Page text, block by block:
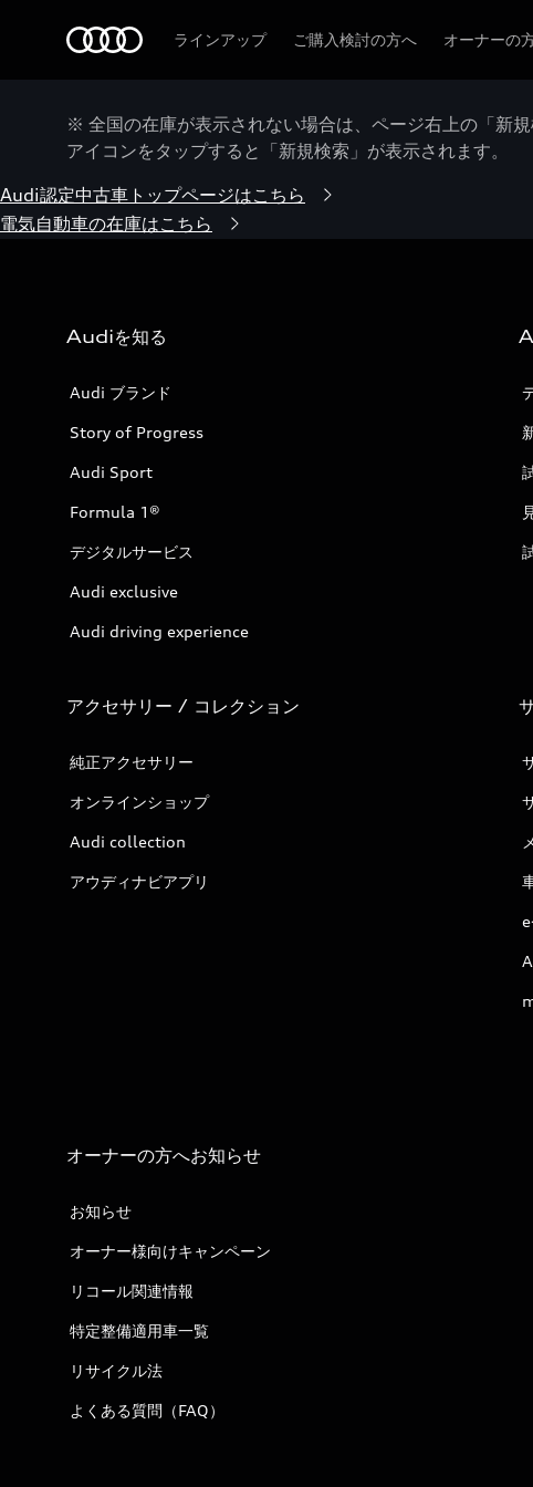
ラインアップ ご購入検討の方へ オーナーの
※ 全国の在庫が表示されない場合は、ページ右上の「新
アイコンをタップすると「新規検索」が表示されます。
Audi認定中古車トップページはこちら
電気自動車の在庫はこちら
Audiを知る
Audi ブランド
Story of Progress
Audi Sport
Formula 1®
デジタルサービス
Audi exclusive
Audi driving experience
アクセサリー / コレクション
純正アクセサリー
オンラインショップ
Audi collection
アウディナビアプリ
オーナーの方へお知らせ
お知らせ
オーナー様向けキャンペーン
リコール関連情報
特定整備適用車一覧
リサイクル法
よくある質問（FAQ）